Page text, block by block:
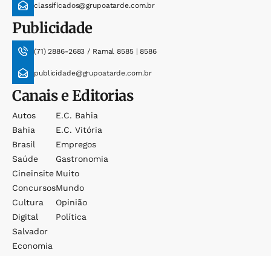
classificados@grupoatarde.com.br
Publicidade
(71) 2886-2683 / Ramal 8585 | 8586
publicidade@grupoatarde.com.br
Canais e Editorias
Autos
Bahia
Brasil
Saúde
Cineinsite
Concursos
Cultura
Digital
Salvador
Economia
E.c. Bahia
E.c. Vitória
Empregos
Gastronomia
Muito
Mundo
Opinião
Política